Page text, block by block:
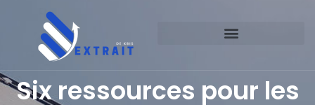
Six ressources pour les